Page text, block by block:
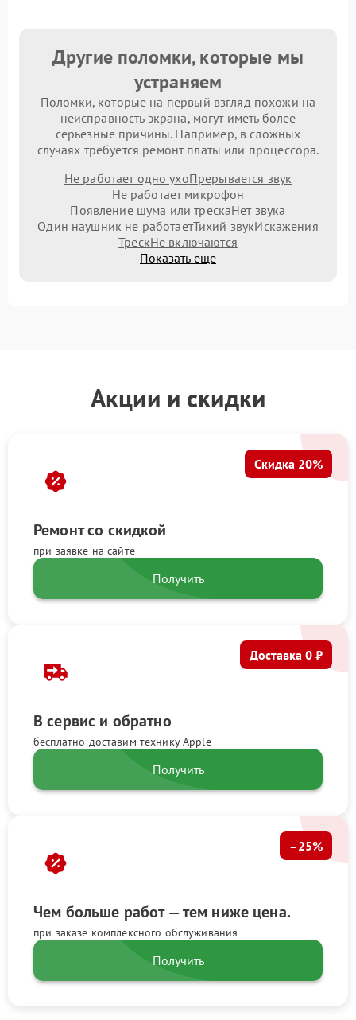
Другие поломки, которые мы
устраняем
Поломки, которые на первый взгляд похожи на
неисправность экрана, могут иметь более
серьезные причины. Например, в сложных
случаях требуется ремонт платы или процессора.
Не работает одно ухоПрерывается звук
Не работает микрофон
Появление шума или трескаНет звука
Один наушник не работаетТихий звукИскажения
ТрескНе включаются
Показать еще
Акции и скидки
Ремонт со скидкой
при заявке на сайте
Скидка 20%
Получить
В сервис и обратно
бесплатно доставим технику Apple
Доставка 0 ₽
Получить
Чем больше работ — тем ниже цена.
при заказе комплексного обслуживания
–25%
Получить